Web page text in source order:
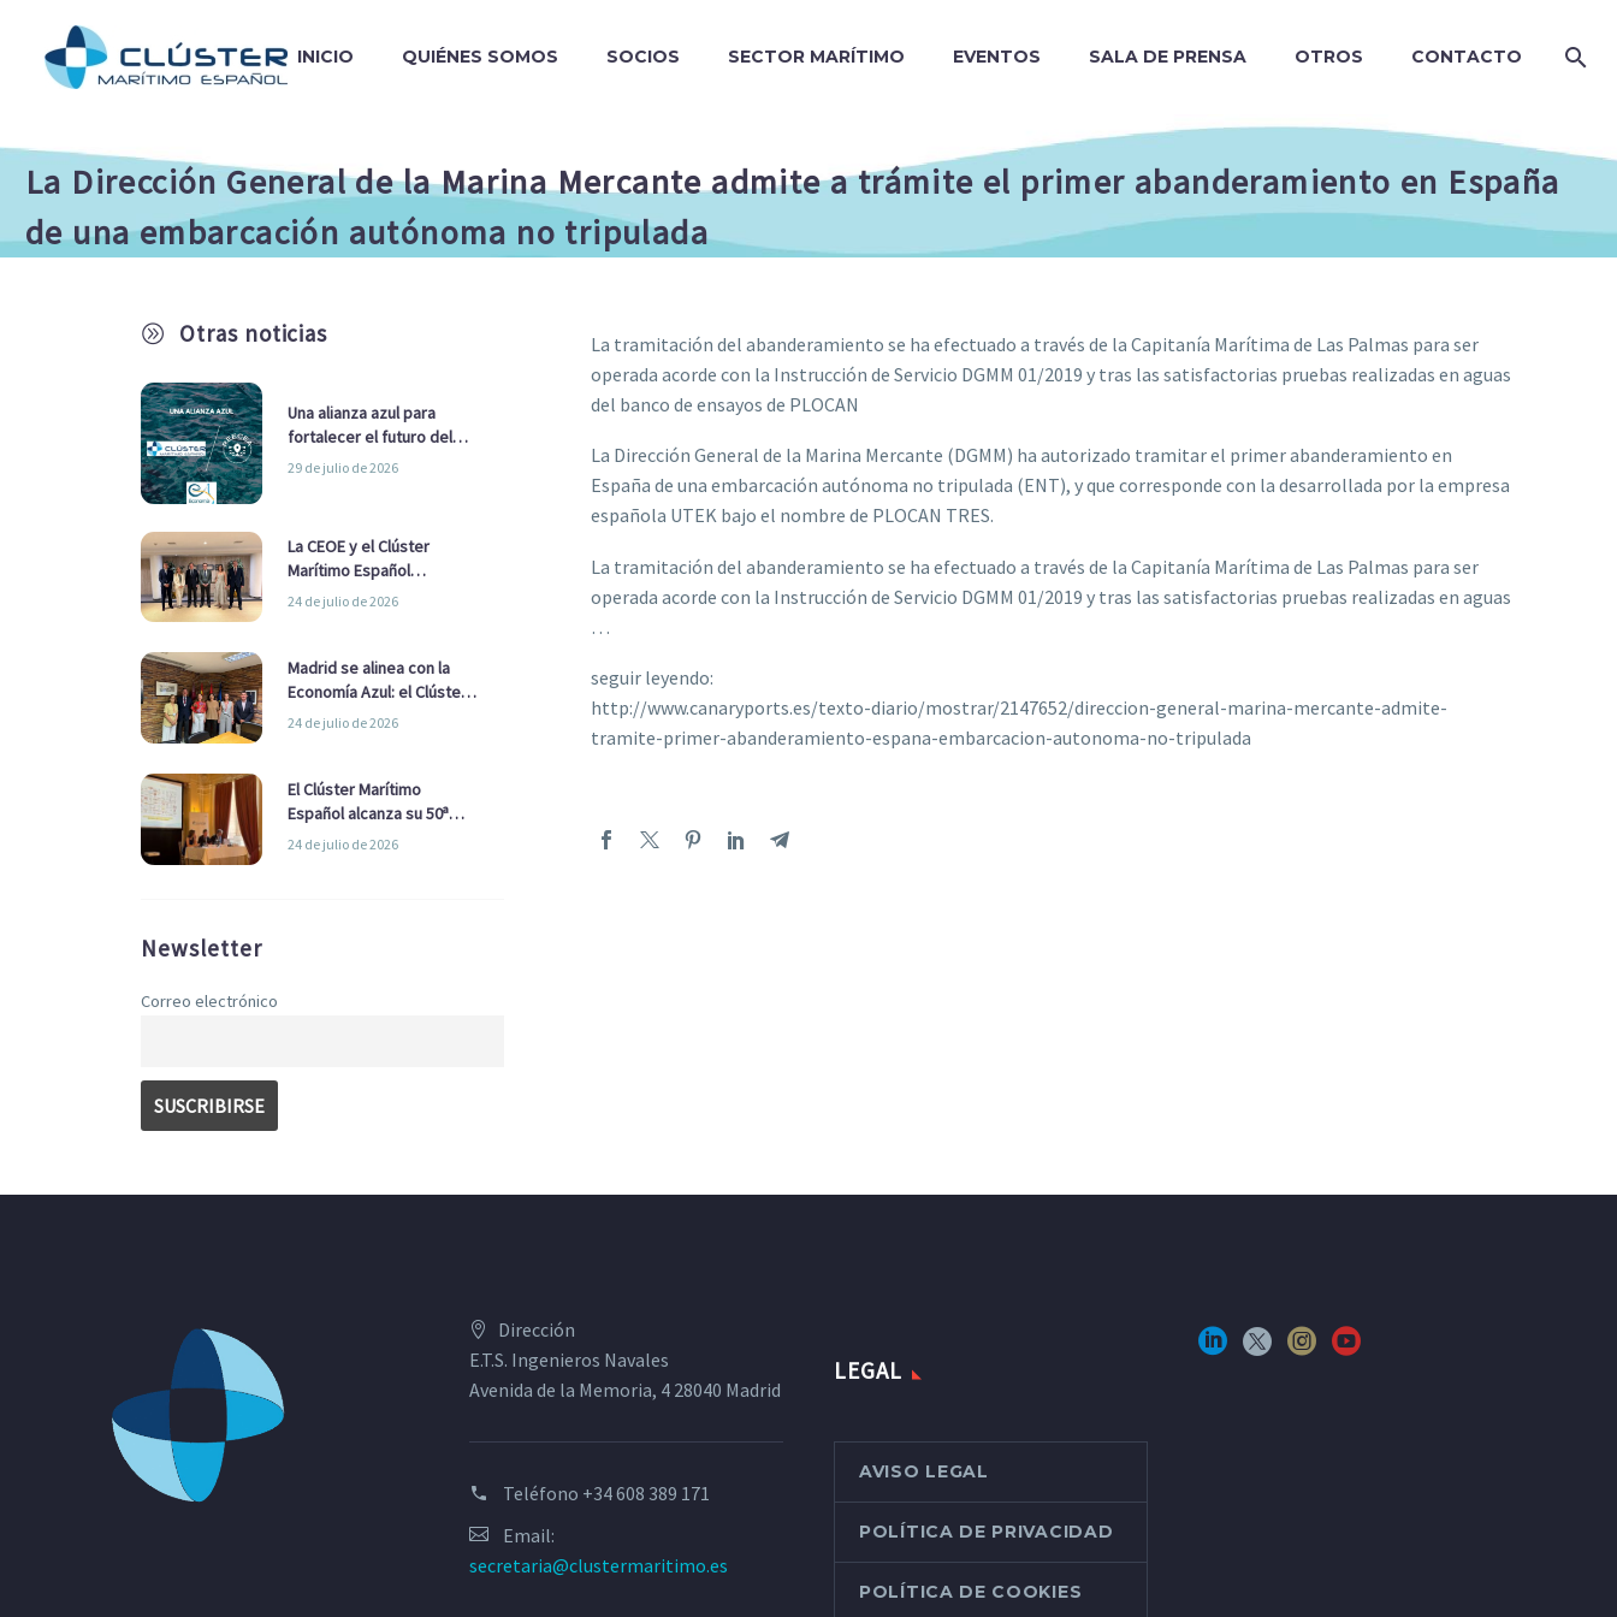
INICIO QUIÉNES SOMOS SOCIOS SECTOR MARÍTIMO EVENTOS SALA DE PRENSA OTROS CONTACTO
La Dirección General de la Marina Mercante admite a trámite el primer abanderamiento en España
de una embarcación autónoma no tripulada
A Otras noticias
Una alianza azul para
fortalecer el futuro del
sector marítimo
29 de julio de 2026
La CEOE y el Clúster
Marítimo Español
refuerzan su alianza para
24 de julio de 2026
Madrid se alinea con la
Economía Azul: el Clúster
Marítimo Español y la Real
Ayuntamiento
24 de julio de 2026
El Clúster Marítimo
Español alcanza su 50ª
Asamblea reafirmando su
24 de julio de 2026
Newsletter
Correo electrónico
La tramitación del abanderamiento se ha efectuado a través de la Capitanía Marítima de Las Palmas para ser
operada acorde con la Instrucción de Servicio DGMM 01/2019 y tras las satisfactorias pruebas realizadas en aguas
del banco de ensayos de PLOCAN
La Dirección General de la Marina Mercante (DGMM) ha autorizado tramitar el primer abanderamiento en
España de una embarcación autónoma no tripulada (ENT), y que corresponde con la desarrollada por la empresa
española UTEK bajo el nombre de PLOCAN TRES.
La tramitación del abanderamiento se ha efectuado a través de la Capitanía Marítima de Las Palmas para ser
operada acorde con la Instrucción de Servicio DGMM 01/2019 y tras las satisfactorias pruebas realizadas en aguas
…
seguir leyendo:
http://www.canaryports.es/texto-diario/mostrar/2147652/direccion-general-marina-mercante-admite-
tramite-primer-abanderamiento-espana-embarcacion-autonoma-no-tripulada
Dirección
E.T.S. Ingenieros Navales
Avenida de la Memoria, 4 28040 Madrid
Teléfono +34 608 389 171
Email:
secretaria@clustermaritimo.es
LEGAL
AVISO LEGAL
POLÍTICA DE PRIVACIDAD
POLÍTICA DE COOKIES